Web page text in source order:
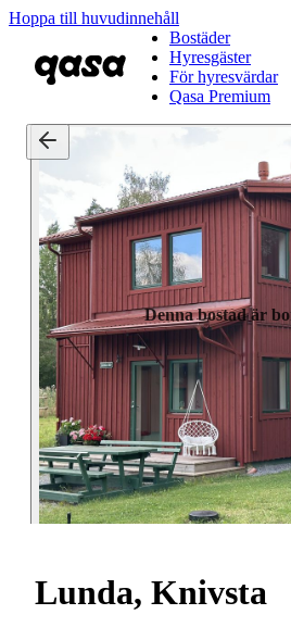
Hoppa till huvudinnehåll
Bostäder
Hyresgäster
För hyresvärdar
Qasa Premium
Denna bostad är
Lunda, Knivsta